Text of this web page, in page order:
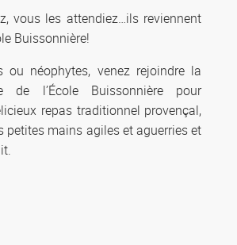
vous les attendiez…ils reviennent
Buissonnière!
ou néophytes, venez rejoindre la
de l’École Buissonnière pour
repas traditionnel provençal,
petites mains agiles et aguerries et